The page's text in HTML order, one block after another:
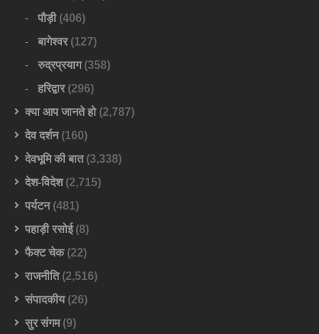
पौड़ी(406)
बागेश्वर(127)
रुद्रप्रयाग(358)
हरिद्वार(296)
क्या आप जानते हो(2,787)
देव दर्शन(160)
देवभूमि की बात(3,338)
देश-विदेश(2,715)
पर्यटन(481)
पहाड़ी रसोई(8)
फैक्ट चेक(22)
राजनीति(2,516)
संपादकीय(26)
सुर संगम(9)